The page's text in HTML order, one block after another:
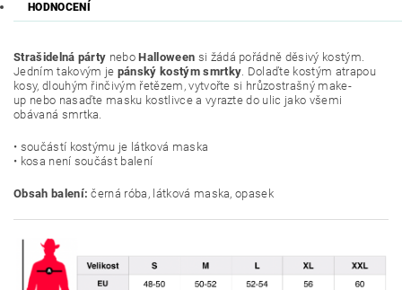
HODNOCENÍ
Strašidelná párty nebo Halloween si žádá pořádně děsivý kostým.
Jedním takovým je pánský kostým smrtky. Dolaďte kostým atrapou
kosy, dlouhým řinčivým řetězem, vytvořte si hrůzostrašný make-
up nebo nasaďte masku kostlivce a vyrazte do ulic jako všemi
obávaná smrtka.
• součástí kostýmu je látková maska
• kosa není součást balení
Obsah balení: černá róba, látková maska, opasek